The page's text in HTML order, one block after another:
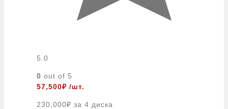
5.0
0 out of 5
57,500₽ /шт.
230,000₽ за 4 диска